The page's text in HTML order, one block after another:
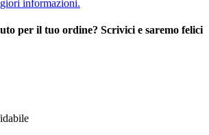
informazioni.
per il tuo ordine? Scrivici e saremo felici